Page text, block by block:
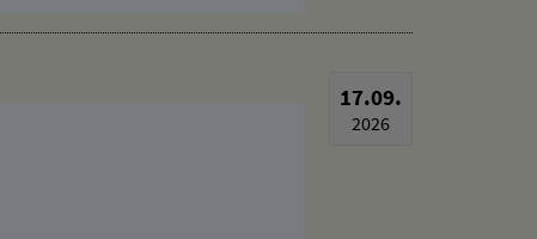
17.09.
2026